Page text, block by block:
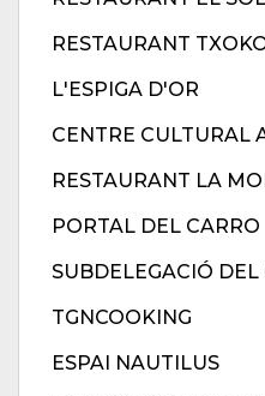
RESTAURANT
L'ESPIGA D'OR
CENTRE CULTURAL
RESTAURANT LA
PORTAL DEL CARRO
SUBDELEGACIÓ DEL
TGNCOOKING
ESPAI NAUTILUS